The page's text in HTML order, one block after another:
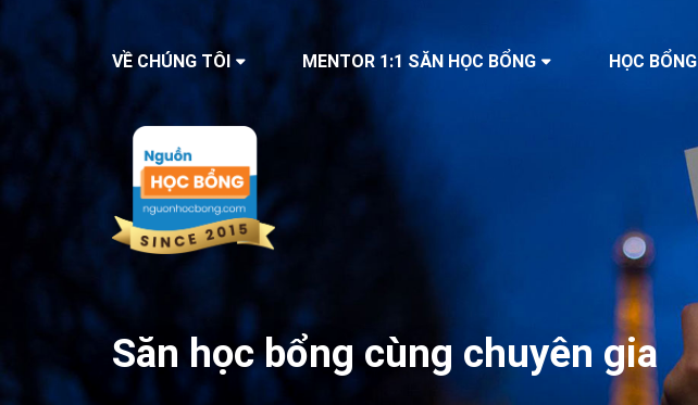
VỀ CHÚNG TÔI MENTOR 1:1 SĂN HỌC BỔNG HỌC BỔNG
Săn học bổng cùng chuyên gia